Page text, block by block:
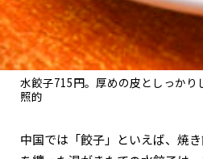
水餃子715円。厚めの皮としっかり
照的
中国では「餃子」といえば、焼